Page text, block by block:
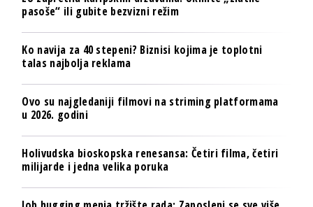
pasoše“ ili gubite bezvizni režim
Ko navija za 40 stepeni? Biznisi kojima je toplotni
talas najbolja reklama
Ovo su najgledaniji filmovi na striming platformama
u 2026. godini
Holivudska bioskopska renesansa: Četiri filma, četiri
milijarde i jedna velika poruka